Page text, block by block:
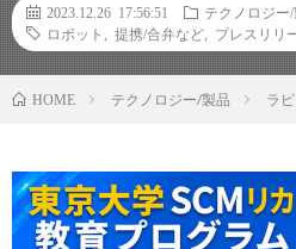
2023.12.26 17:56:51
テクノロジー/
ロボット
提携/合弁など プレスリリ
HOME テクノロジー/製品 ラ